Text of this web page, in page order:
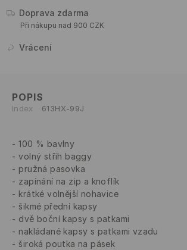
Doprava zdarma
Při nákupu nad 900 CZK
Vrácení
POPIS
Index 613HX-99J
100 % bavlny
volný střih baggy
pružná pasovka
zapínání na zip a knoflík
krátké volnější nohavice
šikmé přední kapsy
dvě boční kapsy s patkami
nakládané kapsy s patkami vzadu
široká poutka na pásek